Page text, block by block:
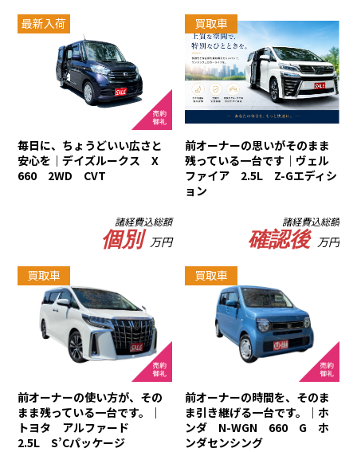
最新入荷
毎日に、ちょうどいい広さと
安心を｜デイズルークス X
660 2WD CVT
諸経費込総額
個別 万円
買取車
前オーナーの思いがそのまま
残っている一台です｜ヴェル
ファイア 2.5L Z-Gエディシ
ョン
諸経費込総額
確認後 万円
買取車
前オーナーの使い方が、その
まま残っている一台です。｜
トヨタ アルファード
2.5L S’Cパッケージ
買取車
前オーナーの時間を、そのま
ま引き継げる一台です。｜ホ
ンダ N-WGN 660 G ホ
ンダセンシング